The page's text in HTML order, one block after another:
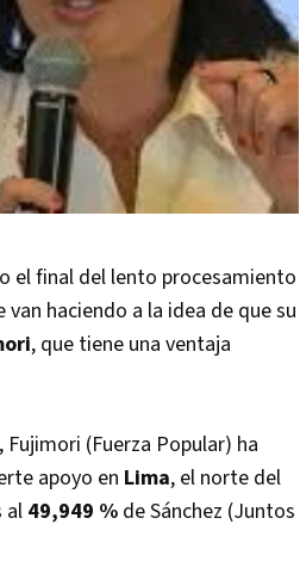
el final del lento procesamiento
haciendo a la idea de que su
, que tiene una ventaja
, Fujimori (Fuerza Popular) ha
apoyo en Lima, el norte del
al 49,949 % de Sánchez (Juntos